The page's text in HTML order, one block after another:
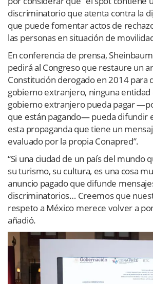
discriminatorio que atenta contra la
que puede fomentar actos de
las personas en situación de
En conferencia de prensa,
pedirá al Congreso que restaure un
Constitución derogado en 2014 para
gobierno extranjero, ninguna entidad
gobierno extranjero pueda pagar
que están pagando— pueda difundir
esta propaganda que tiene un
evaluado por la propia Conapred”.
“Si una ciudad de un país del mundo
su turismo, su cultura, es una cosa
anuncio pagado que difunde
discriminatorios… Creemos que
respeto a México merece volver a
añadió.